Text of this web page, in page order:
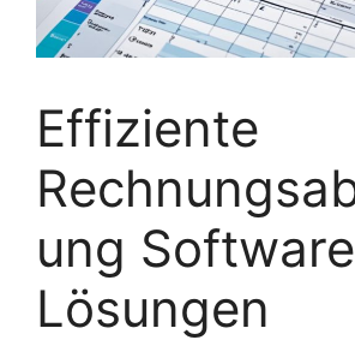
Effiziente
ung Software
Lösungen